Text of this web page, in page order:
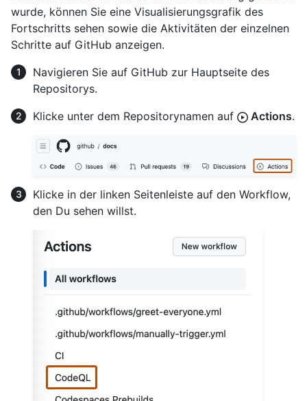
wurde, können Sie eine Visualisierungsgrafik des
Fortschritts sehen sowie die Aktivitäten der einzelnen
Schritte auf GitHub anzeigen.
Navigieren Sie auf GitHub zur Hauptseite des
Repositorys.
Klicke unter dem Repositorynamen auf
Actions.
Klicke in der linken Seitenleiste auf den Workflow,
den Du sehen willst.